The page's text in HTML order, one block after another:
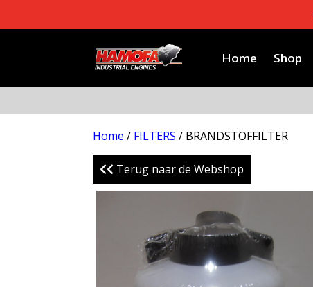
Home Shop
Home / FILTERS / BRANDSTOFFILTER
Terug naar de Webshop